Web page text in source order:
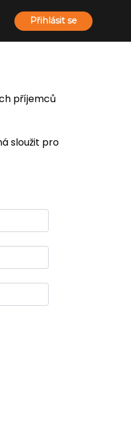
Přihlásit se
příjemců
sloužit pro